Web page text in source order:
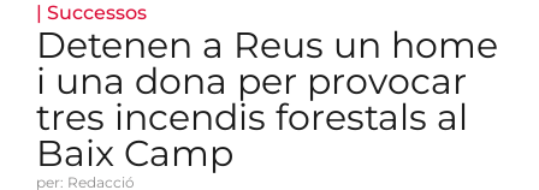
| Successos
Detenen a Reus un home
i una dona per provocar
tres incendis forestals al
Baix Camp
per: Redacció